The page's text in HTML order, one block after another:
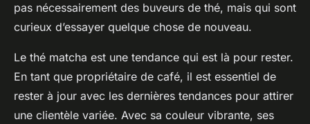
pas nécessairement des buveurs de thé, mais qui sont
curieux d’essayer quelque chose de nouveau.
Le thé matcha est une tendance qui est là pour rester.
En tant que propriétaire de café, il est essentiel de
rester à jour avec les dernières tendances pour attirer
une clientèle variée. Avec sa couleur vibrante, ses